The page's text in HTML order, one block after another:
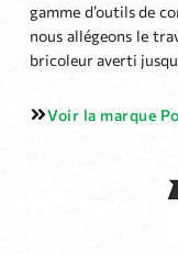
gamme d’outils de
nous allégeons le
bricoleur averti
Voir la marque